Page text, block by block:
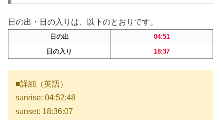
日の出・日の入りは、以下のとおりです。
日の出
04:51
日の入り
18:37
■詳細（英語）
sunrise: 04:52:48
sunset: 18:36:07